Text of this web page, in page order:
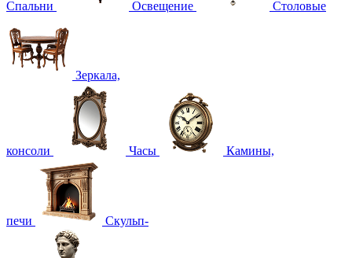
Спальни Освещение Столовые
Зеркала,
консоли Часы Камины,
печи Скульп-